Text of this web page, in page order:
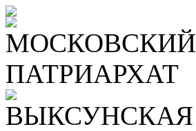
МОСКОВСКИЙ
ПАТРИАРХАТ
ВЫКСУНСКАЯ